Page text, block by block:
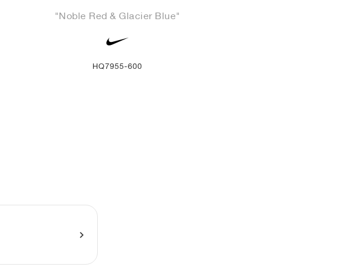
"Noble Red & Glacier Blue"
HQ7955-600